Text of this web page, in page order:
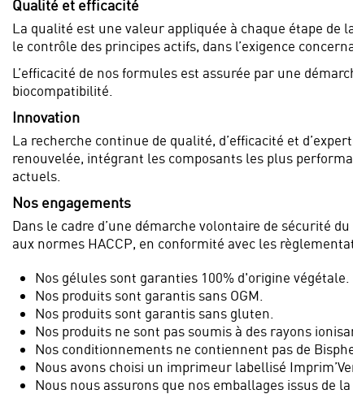
Qualité et efficacité
La qualité est une valeur appliquée à chaque étape
le contrôle des principes actifs, dans l’exigence
L’efficacité de nos formules est assurée par une
biocompatibilité.
Innovation
La recherche continue de qualité, d’efficacité et
renouvelée, intégrant les composants les plus
actuels.
Nos engagements
Dans le cadre d’une démarche volontaire de sécurité
aux normes HACCP, en conformité avec les
Nos gélules sont garanties 100% d'origine
Nos produits sont garantis sans OGM.
Nos produits sont garantis sans gluten.
Nos produits ne sont pas soumis à des rayons
Nos conditionnements ne contiennent pas de
Nous avons choisi un imprimeur labellisé
Nous nous assurons que nos emballages issus de